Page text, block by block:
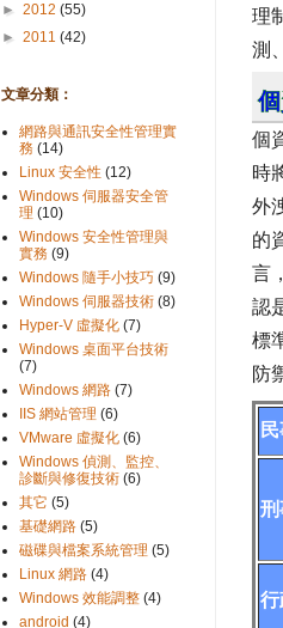
理
測
個
時
外
的
言
認
標
防
刑
行
► 2012 (55)
► 2011 (42)
文章分類：
網路與通訊安全性管理實
務 (14)
Linux 安全性 (12)
Windows 伺服器安全管
理 (10)
Windows 安全性管理與
實務 (9)
Windows 隨手小技巧 (9)
Windows 伺服器技術 (8)
Hyper-V 虛擬化 (7)
Windows 桌面平台技術
(7)
Windows 網路 (7)
IIS 網站管理 (6)
VMware 虛擬化 (6)
Windows 偵測、監控、
診斷與修復技術 (6)
其它 (5)
基礎網路 (5)
磁碟與檔案系統管理 (5)
Linux 網路 (4)
Windows 效能調整 (4)
android (4)